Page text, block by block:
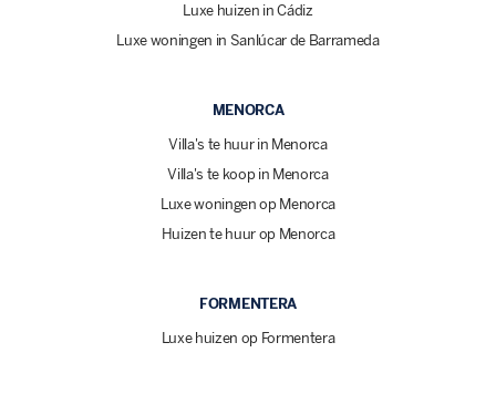
Luxe huizen in Cádiz
Luxe woningen in Sanlúcar de Barrameda
MENORCA
Villa's te huur in Menorca
Villa's te koop in Menorca
Luxe woningen op Menorca
Huizen te huur op Menorca
FORMENTERA
Luxe huizen op Formentera